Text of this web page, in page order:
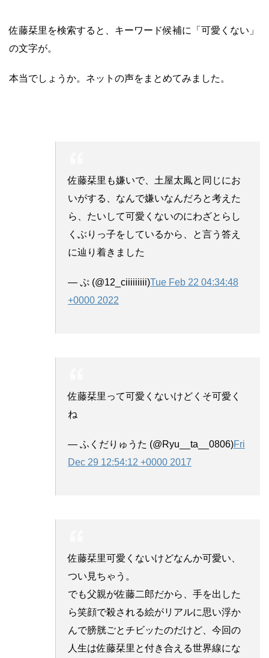
佐藤栞里を検索すると、キーワード候補に「可愛くない」
の文字が。
本当でしょうか。ネットの声をまとめてみました。
佐藤栞里も嫌いで、土屋太鳳と同じにお
いがする、なんで嫌いなんだろと考えた
ら、たいして可愛くないのにわざとらし
くぶりっ子をしているから、と言う答え
に辿り着きました
— ぷ (@12_ciiiiiiiii)Tue Feb 22 04:34:48
+0000 2022
佐藤栞里って可愛くないけどくそ可愛く
ね
— ふくだりゅうた (@Ryu__ta__0806)Fri
Dec 29 12:54:12 +0000 2017
佐藤栞里可愛くないけどなんか可愛い、
つい見ちゃう。
でも父親が佐藤二郎だから、手を出した
ら笑顔で殺される絵がリアルに思い浮か
んで膀胱ごとチビッたのだけど、今回の
人生は佐藤栞里と付き合える世界線にな